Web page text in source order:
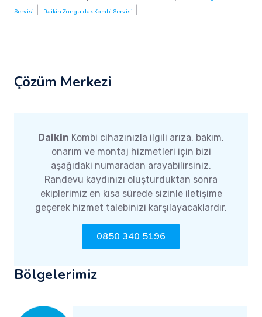
Servisi
Daikin Zonguldak Kombi Servisi
Çözüm Merkezi
Daikin Kombi cihazınızla ilgili arıza, bakım,
onarım ve montaj hizmetleri için bizi
aşağıdaki numaradan arayabilirsiniz.
Randevu kaydınızı oluşturduktan sonra
ekiplerimiz en kısa sürede sizinle iletişime
geçerek hizmet talebinizi karşılayacaklardır.
0850 340 5196
Bölgelerimiz